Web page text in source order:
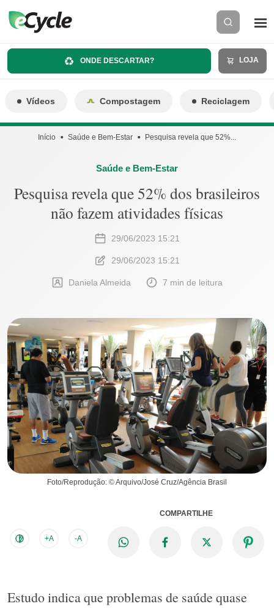
ONDE DESCARTAR? LOJA
Vídeos Compostagem Reciclagem
Início Saúde e Bem-Estar Pesquisa revela que 52%...
Saúde e Bem-Estar
Pesquisa revela que 52% dos brasileiros
não fazem atividades físicas
29/06/2023 15:21
29/06/2023 15:21
Daniela Almeida 7 min de leitura
Foto/Reprodução: © Arquivo/José Cruz/Agência Brasil
+A -A
COMPARTILHE
Estudo indica que problemas de saúde quase